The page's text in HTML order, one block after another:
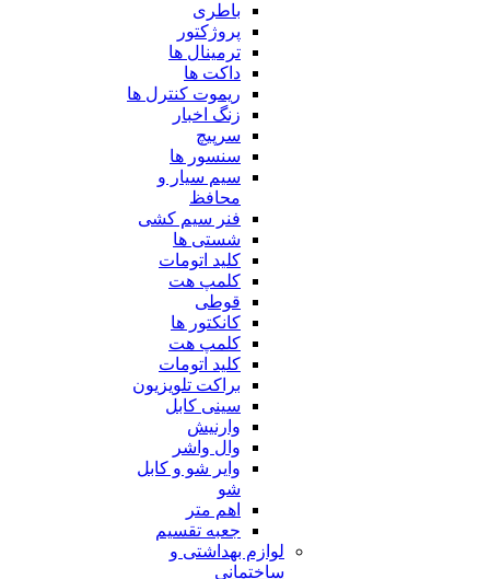
باطری
پروژکتور
ترمینال ها
داکت ها
ریموت کنترل ها
زنگ اخبار
سرپیچ
سنسور ها
سیم سیار و
محافظ
فنر سیم کشی
شستی ها
کلید اتومات
کلمپ هت
قوطی
کانکتور ها
کلمپ هت
کلید اتومات
براکت تلویزیون
سینی کابل
وارنیش
وال واشر
وایر شو و کابل
شو
اهم متر
جعبه تقسیم
لوازم بهداشتی و
ساختمانی